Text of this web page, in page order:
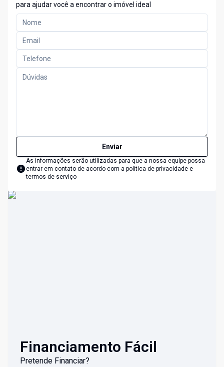
para ajudar você a encontrar o imóvel ideal
Enviar
As informações serão utilizadas para que a nossa equipe possa
entrar em contato de acordo com a política de privacidade e
termos de serviço
Financiamento Fácil
Pretende Financiar?